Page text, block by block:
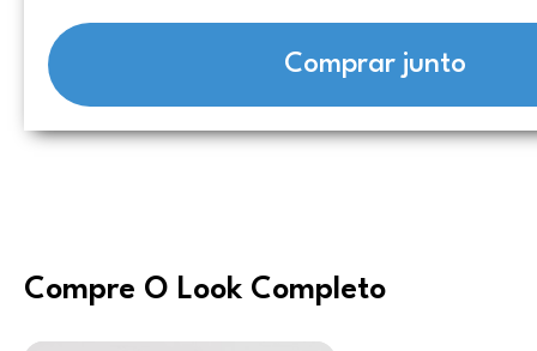
Comprar junto
Compre O Look Completo